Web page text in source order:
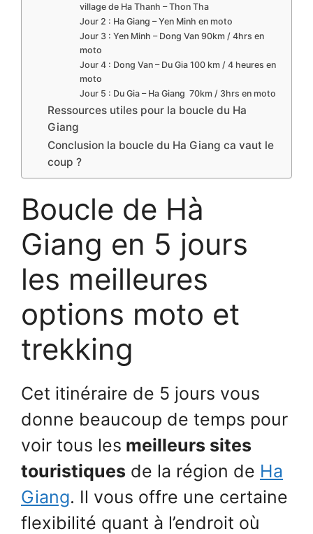
village de Ha Thanh – Thon Tha
Jour 2 : Ha Giang – Yen Minh en moto
Jour 3 : Yen Minh – Dong Van 90km / 4hrs en
moto
Jour 4 : Dong Van – Du Gia 100 km / 4 heures en
moto
Jour 5 : Du Gia – Ha Giang 70km / 3hrs en moto
Ressources utiles pour la boucle du Ha
Giang
Conclusion la boucle du Ha Giang ca vaut le
coup ?
Boucle de Hà
Giang en 5 jours
les meilleures
options moto et
trekking
Cet itinéraire de 5 jours vous
donne beaucoup de temps pour
voir tous les meilleurs sites
touristiques de la région de Ha
Giang. Il vous offre une certaine
flexibilité quant à l’endroit où